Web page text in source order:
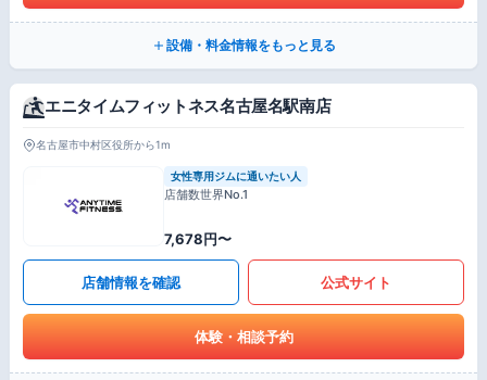
設備・料金情報をもっと見る
エニタイムフィットネス名古屋名駅南店
名古屋市中村区役所から1m
女性専用ジムに通いたい人
店舗数世界No.1
7,678円〜
店舗情報を確認 公式サイト
体験・相談予約